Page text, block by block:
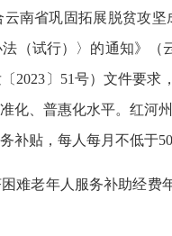
南省巩固拓展脱贫攻
（试行）〉的通知》
2023〕51号）文件要
化、普惠化水平。红河
补贴，每人每月不低于
难老年人服务补助经费